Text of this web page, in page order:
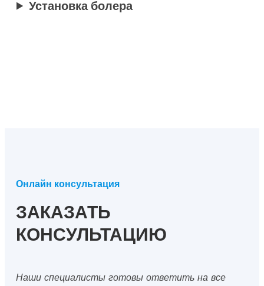
Установка болера
Онлайн консультация
ЗАКАЗАТЬ
КОНСУЛЬТАЦИЮ
Наши специалисты готовы ответить на все